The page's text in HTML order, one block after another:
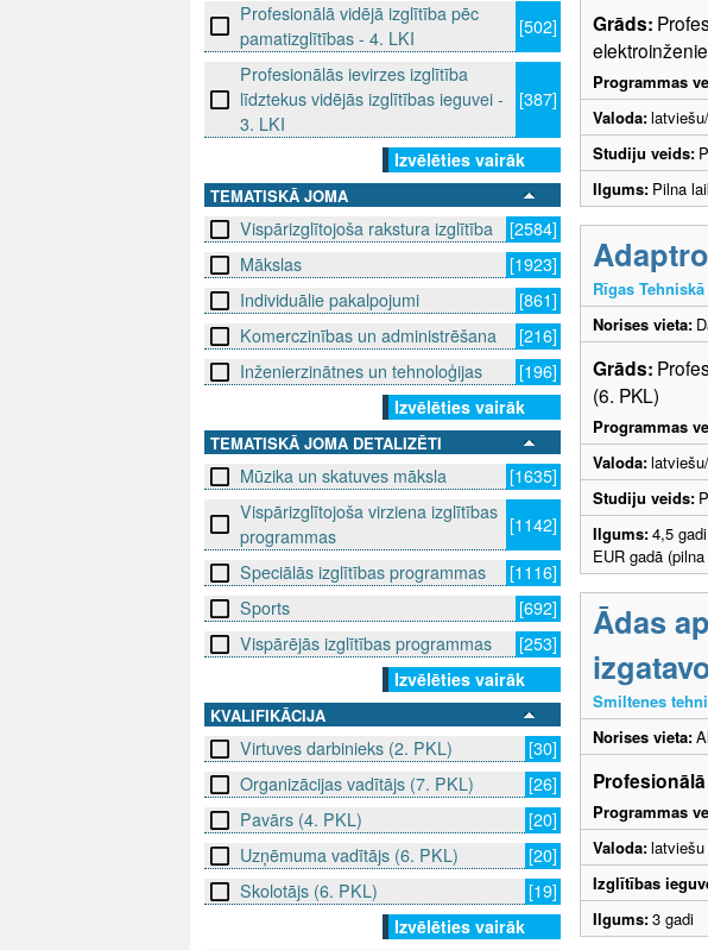
Profesionālā vidējā izglītība pēc
pamatizglītības - 4. LKI
[502]
Profesionālās ievirzes izglītība
līdztekus vidējās izglītības ieguvei -
3. LKI
[387]
Izvēlēties vairāk
TEMATISKĀ JOMA
Vispārizglītojoša rakstura izglītība
[2584]
Mākslas
[1923]
Individuālie pakalpojumi
[861]
Komerczinības un administrēšana
[216]
Inženierzinātnes un tehnoloģijas
[196]
Izvēlēties vairāk
TEMATISKĀ JOMA DETALIZĒTI
Mūzika un skatuves māksla
[1635]
Vispārizglītojoša virziena izglītības
programmas
[1142]
Speciālās izglītības programmas
[1116]
Sports
[692]
Vispārējās izglītības programmas
[253]
Izvēlēties vairāk
KVALIFIKĀCIJA
Virtuves darbinieks (2. PKL)
[30]
Organizācijas vadītājs (7. PKL)
[26]
Pavārs (4. PKL)
[20]
Uzņēmuma vadītājs (6. PKL)
[20]
Skolotājs (6. PKL)
[19]
Izvēlēties vairāk
Grāds:
Programmas
Valoda:
Studiju veids:
Ilgums: Pilna
Rīgas
Norises vieta:
Grāds:
(6. PKL)
Programmas
Valoda:
Studiju veids:
Ilgums:4,5
EUR gadā
Ādas
Smiltenes
Norises vieta:
Programmas
Valoda:latviešu
Izglītības
Ilgums:3 gadi